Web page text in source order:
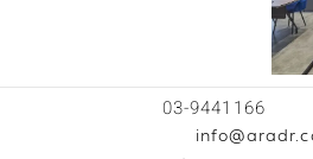
03-9441166